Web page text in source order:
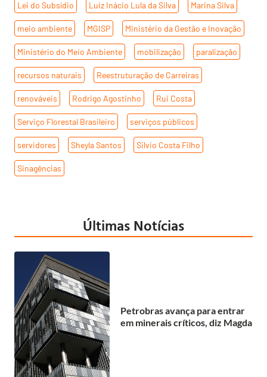
Lei do Subsídio Luiz Inácio Lula da Silva Marina Silva
meio ambiente MGISP Ministério da Gestão e Inovação
Ministério do Meio Ambiente mobilização paralização
recursos naturais Reestruturação de Carreiras
renováveis Rodrigo Agostinho Rui Costa
Serviço Florestal Brasileiro serviços públicos
servidores Sheyla Santos Silvio Costa Filho
Sinagências
Últimas Notícias
Petrobras avança para entrar
em minerais críticos, diz Magda